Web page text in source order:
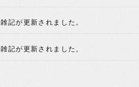
雑記が更新されました。
雑記が更新されました。